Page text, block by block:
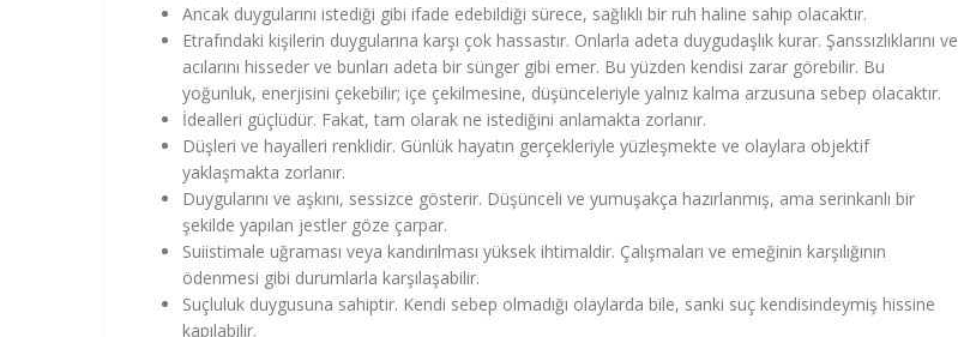
Ancak duygularını istediği gibi ifade edebildiği sürece, sağlıklı bir ruh haline sahip olacaktır.
Etrafındaki kişilerin duygularına karşı çok hassastır. Onlarla adeta duygudaşlık kurar. Şanssızlıklarını ve
acılarını hisseder ve bunları adeta bir sünger gibi emer. Bu yüzden kendisi zarar görebilir. Bu
yoğunluk, enerjisini çekebilir; içe çekilmesine, düşünceleriyle yalnız kalma arzusuna sebep olacaktır.
İdealleri güçlüdür. Fakat, tam olarak ne istediğini anlamakta zorlanır.
Düşleri ve hayalleri renklidir. Günlük hayatın gerçekleriyle yüzleşmekte ve olaylara objektif
yaklaşmakta zorlanır.
Duygularını ve aşkını, sessizce gösterir. Düşünceli ve yumuşakça hazırlanmış, ama serinkanlı bir
şekilde yapılan jestler göze çarpar.
Suiistimale uğraması veya kandırılması yüksek ihtimaldir. Çalışmaları ve emeğinin karşılığının
ödenmesi gibi durumlarla karşılaşabilir.
Suçluluk duygusuna sahiptir. Kendi sebep olmadığı olaylarda bile, sanki suç kendisindeymiş hissine
kapılabilir.